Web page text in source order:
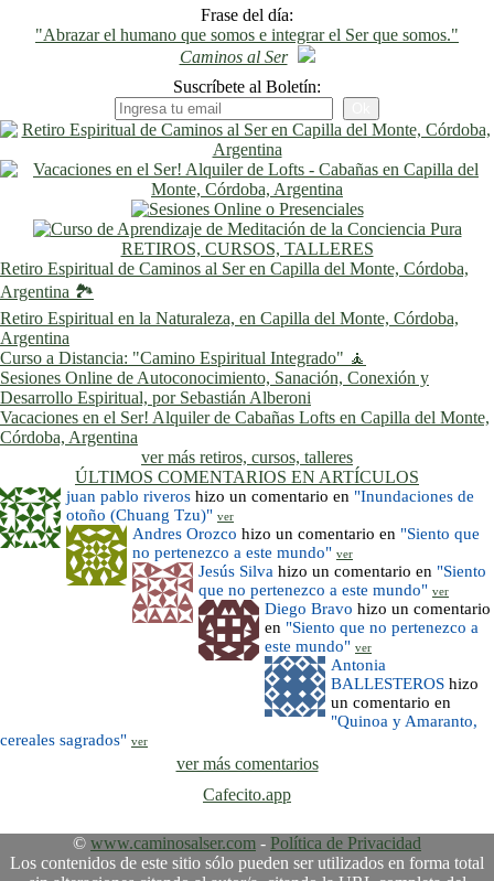
Previo
Siguiente
Frase del día:
"Abrazar el humano que somos e integrar el Ser que somos."
Caminos al Ser
Suscríbete al Boletín:
RETIROS, CURSOS, TALLERES
Retiro Espiritual de Caminos al Ser en Capilla del Monte, Córdoba,
Argentina 🏞️
Retiro Espiritual en la Naturaleza, en Capilla del Monte, Córdoba,
Argentina
Curso a Distancia: "Camino Espiritual Integrado" 🧘
Sesiones Online de Autoconocimiento, Sanación, Conexión y
Desarrollo Espiritual, por Sebastián Alberoni
Vacaciones en el Ser! Alquiler de Cabañas Lofts en Capilla del Monte,
Córdoba, Argentina
ver más retiros, cursos, talleres
ÚLTIMOS COMENTARIOS EN ARTÍCULOS
juan pablo riveros hizo un comentario en "Inundaciones de
otoño (Chuang Tzu)" ver
Andres Orozco hizo un comentario en "Siento que
no pertenezco a este mundo" ver
Jesús Silva hizo un comentario en "Siento
que no pertenezco a este mundo" ver
Diego Bravo hizo un comentario
en "Siento que no pertenezco a
este mundo" ver
Antonia
BALLESTEROS hizo
un comentario en
"Quinoa y Amaranto,
cereales sagrados" ver
ver más comentarios
Cafecito.app
© www.caminosalser.com - Política de Privacidad
Los contenidos de este sitio sólo pueden ser utilizados en forma total